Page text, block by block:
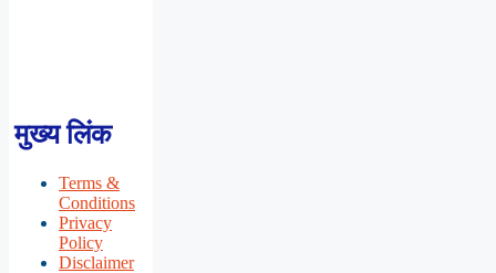
मुख्य लिंक
Terms &
Conditions
Privacy
Policy
Disclaimer